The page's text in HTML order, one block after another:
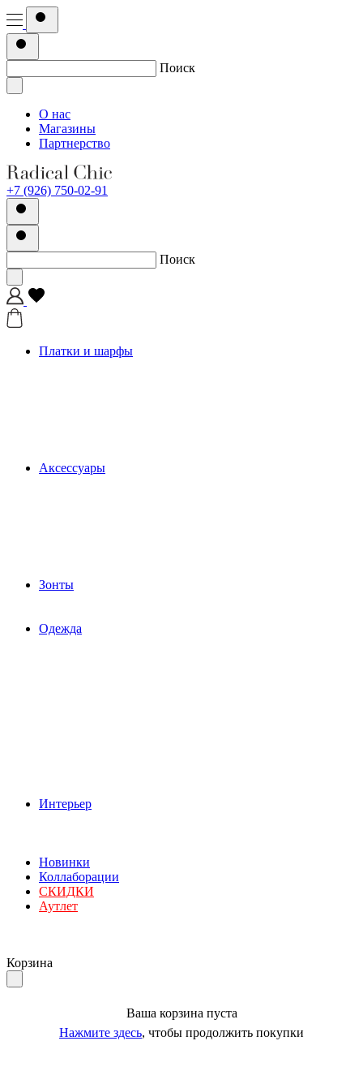
Поиск
О нас
Магазины
Партнерство
+7 (926) 750-02-91
Поиск
Платки и шарфы
Аксессуары
Зонты
Одежда
Интерьер
Новинки
Коллаборации
СКИДКИ
Аутлет
Корзина
Ваша корзина пуста
Нажмите здесь, чтобы продолжить покупки